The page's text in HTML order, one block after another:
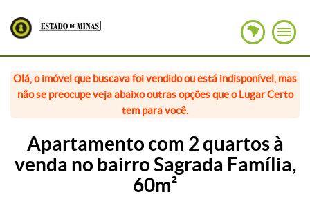
Olá, o imóvel que buscava foi vendido ou está indisponível, mas
não se preocupe veja abaixo outras opções que o Lugar Certo
tem para você.
Apartamento com 2 quartos à
venda no bairro Sagrada Família,
60m²